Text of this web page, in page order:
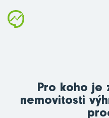
Pro koho je
nemovitosti